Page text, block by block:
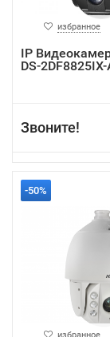
избранное
IP
DS-2DF8825IX-
Звоните!
-50%
избранное